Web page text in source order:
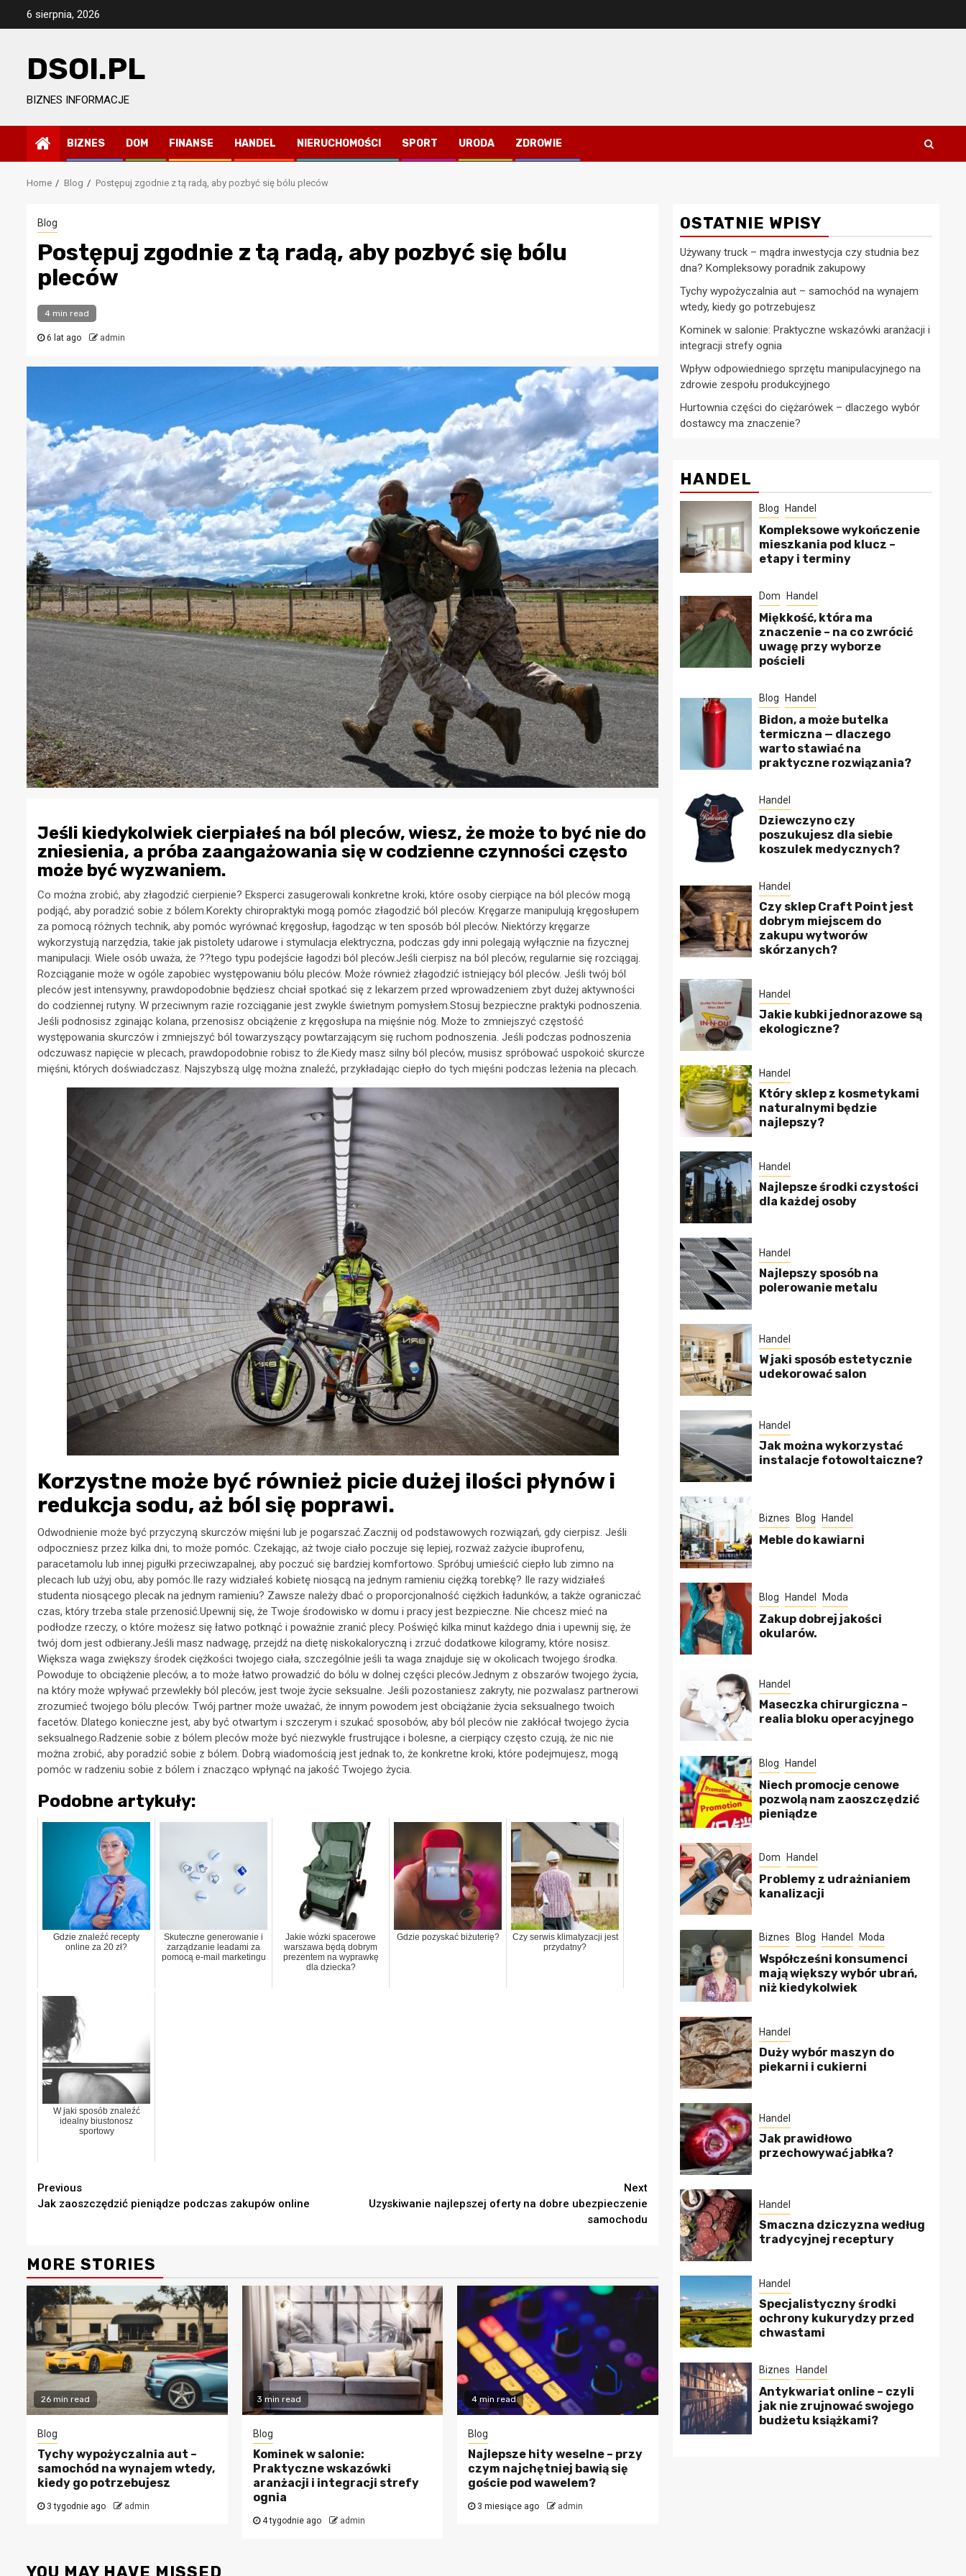
6 sierpnia, 2026
DSOI.PL
BIZNES INFORMACJE
BIZNES DOM FINANSE HANDEL NIERUCHOMOŚCI SPORT URODA ZDROWIE
Home Blog Postępuj zgodnie z tą radą, aby pozbyć się bólu pleców
Blog
Postępuj zgodnie z tą radą, aby pozbyć się bólu
pleców
4 min read
6 lat ago admin
Jeśli kiedykolwiek cierpiałeś na ból pleców, wiesz, że może to być nie do
zniesienia, a próba zaangażowania się w codzienne czynności często
może być wyzwaniem.
Co można zrobić, aby złagodzić cierpienie? Eksperci zasugerowali konkretne kroki, które osoby cierpiące na ból pleców mogą
podjąć, aby poradzić sobie z bólem.Korekty chiropraktyki mogą pomóc złagodzić ból pleców. Kręgarze manipulują kręgosłupem
za pomocą różnych technik, aby pomóc wyrównać kręgosłup, łagodząc w ten sposób ból pleców. Niektórzy kręgarze
wykorzystują narzędzia, takie jak pistolety udarowe i stymulacja elektryczna, podczas gdy inni polegają wyłącznie na fizycznej
manipulacji. Wiele osób uważa, że ??tego typu podejście łagodzi ból pleców.Jeśli cierpisz na ból pleców, regularnie się rozciągaj.
Rozciąganie może w ogóle zapobiec występowaniu bólu pleców. Może również złagodzić istniejący ból pleców. Jeśli twój ból
pleców jest intensywny, prawdopodobnie będziesz chciał spotkać się z lekarzem przed wprowadzeniem zbyt dużej aktywności
do codziennej rutyny. W przeciwnym razie rozciąganie jest zwykle świetnym pomysłem.Stosuj bezpieczne praktyki podnoszenia.
Jeśli podnosisz zginając kolana, przenosisz obciążenie z kręgosłupa na mięśnie nóg. Może to zmniejszyć częstość
występowania skurczów i zmniejszyć ból towarzyszący powtarzającym się ruchom podnoszenia. Jeśli podczas podnoszenia
odczuwasz napięcie w plecach, prawdopodobnie robisz to źle.Kiedy masz silny ból pleców, musisz spróbować uspokoić skurcze
mięśni, których doświadczasz. Najszybszą ulgę można znaleźć, przykładając ciepło do tych mięśni podczas leżenia na plecach.
Korzystne może być również picie dużej ilości płynów i
redukcja sodu, aż ból się poprawi.
Odwodnienie może być przyczyną skurczów mięśni lub je pogarszać.Zacznij od podstawowych rozwiązań, gdy cierpisz. Jeśli
odpoczniesz przez kilka dni, to może pomóc. Czekając, aż twoje ciało poczuje się lepiej, rozważ zażycie ibuprofenu,
paracetamolu lub innej pigułki przeciwzapalnej, aby poczuć się bardziej komfortowo. Spróbuj umieścić ciepło lub zimno na
plecach lub użyj obu, aby pomóc.Ile razy widziałeś kobietę niosącą na jednym ramieniu ciężką torebkę? Ile razy widziałeś
studenta niosącego plecak na jednym ramieniu? Zawsze należy dbać o proporcjonalność ciężkich ładunków, a także ograniczać
czas, który trzeba stale przenosić.Upewnij się, że Twoje środowisko w domu i pracy jest bezpieczne. Nie chcesz mieć na
podłodze rzeczy, o które możesz się łatwo potknąć i poważnie zranić plecy. Poświęć kilka minut każdego dnia i upewnij się, że
twój dom jest odbierany.Jeśli masz nadwagę, przejdź na dietę niskokaloryczną i zrzuć dodatkowe kilogramy, które nosisz.
Większa waga zwiększy środek ciężkości twojego ciała, szczególnie jeśli ta waga znajduje się w okolicach twojego środka.
Powoduje to obciążenie pleców, a to może łatwo prowadzić do bólu w dolnej części pleców.Jednym z obszarów twojego życia,
na który może wpływać przewlekły ból pleców, jest twoje życie seksualne. Jeśli pozostaniesz zakryty, nie pozwalasz partnerowi
zrozumieć twojego bólu pleców. Twój partner może uważać, że innym powodem jest obciążanie życia seksualnego twoich
facetów. Dlatego konieczne jest, aby być otwartym i szczerym i szukać sposobów, aby ból pleców nie zakłócał twojego życia
seksualnego.Radzenie sobie z bólem pleców może być niezwykle frustrujące i bolesne, a cierpiący często czują, że nic nie
można zrobić, aby poradzić sobie z bólem. Dobrą wiadomością jest jednak to, że konkretne kroki, które podejmujesz, mogą
pomóc w radzeniu sobie z bólem i znacząco wpłynąć na jakość Twojego życia.
Podobne artykuły:
Gdzie znaleźć recepty
online za 20 zł?
Skuteczne generowanie i
zarządzanie leadami za
pomocą e-mail marketingu
Jakie wózki spacerowe
warszawa będą dobrym
prezentem na wyprawkę
dla dziecka?
Gdzie pozyskać biżuterię?
Czy serwis klimatyzacji jest
przydatny?
W jaki sposób znaleźć
idealny biustonosz
sportowy
Continue
Reading
Previous
Jak zaoszczędzić pieniądze podczas zakupów online
Next
Uzyskiwanie najlepszej oferty na dobre ubezpieczenie
samochodu
MORE STORIES
26 min read
Blog
Tychy wypożyczalnia aut –
samochód na wynajem wtedy,
kiedy go potrzebujesz
3 tygodnie ago admin
3 min read
Blog
Kominek w salonie:
Praktyczne wskazówki
aranżacji i integracji strefy
ognia
4 tygodnie ago admin
4 min read
Blog
Najlepsze hity weselne – przy
czym najchętniej bawią się
goście pod wawelem?
3 miesiące ago admin
OSTATNIE WPISY
Używany truck – mądra inwestycja czy studnia bez
dna? Kompleksowy poradnik zakupowy
Tychy wypożyczalnia aut – samochód na wynajem
wtedy, kiedy go potrzebujesz
Kominek w salonie: Praktyczne wskazówki aranżacji i
integracji strefy ognia
Wpływ odpowiedniego sprzętu manipulacyjnego na
zdrowie zespołu produkcyjnego
Hurtownia części do ciężarówek – dlaczego wybór
dostawcy ma znaczenie?
HANDEL
Blog Handel
Kompleksowe wykończenie
mieszkania pod klucz –
etapy i terminy
Dom Handel
Miękkość, która ma
znaczenie – na co zwrócić
uwagę przy wyborze
pościeli
Blog Handel
Bidon, a może butelka
termiczna — dlaczego
warto stawiać na
praktyczne rozwiązania?
Handel
Dziewczyno czy
poszukujesz dla siebie
koszulek medycznych?
Handel
Czy sklep Craft Point jest
dobrym miejscem do
zakupu wytworów
skórzanych?
Handel
Jakie kubki jednorazowe są
ekologiczne?
Handel
Który sklep z kosmetykami
naturalnymi będzie
najlepszy?
Handel
Najlepsze środki czystości
dla każdej osoby
Handel
Najlepszy sposób na
polerowanie metalu
Handel
W jaki sposób estetycznie
udekorować salon
Handel
Jak można wykorzystać
instalacje fotowoltaiczne?
Biznes Blog Handel
Meble do kawiarni
Blog Handel Moda
Zakup dobrej jakości
okularów.
Handel
Maseczka chirurgiczna –
realia bloku operacyjnego
Blog Handel
Niech promocje cenowe
pozwolą nam zaoszczędzić
pieniądze
Dom Handel
Problemy z udrażnianiem
kanalizacji
Biznes Blog Handel Moda
Współcześni konsumenci
mają większy wybór ubrań,
niż kiedykolwiek
Handel
Duży wybór maszyn do
piekarni i cukierni
Handel
Jak prawidłowo
przechowywać jabłka?
Handel
Smaczna dziczyzna według
tradycyjnej receptury
Handel
Specjalistyczny środki
ochrony kukurydzy przed
chwastami
Biznes Handel
Antykwariat online – czyli
jak nie zrujnować swojego
budżetu książkami?